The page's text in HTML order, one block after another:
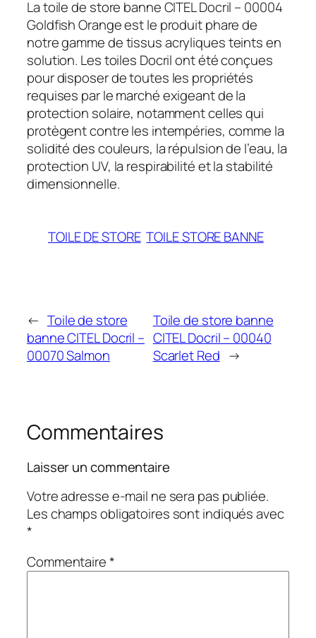
La toile de store banne CITEL Docril – 00004
Goldfish Orange est le produit phare de
notre gamme de tissus acryliques teints en
solution. Les toiles Docril ont été conçues
pour disposer de toutes les propriétés
requises par le marché exigeant de la
protection solaire, notamment celles qui
protègent contre les intempéries, comme la
solidité des couleurs, la répulsion de l’eau, la
protection UV, la respirabilité et la stabilité
dimensionnelle.
TOILE DE STORE TOILE STORE BANNE
← Toile de store
banne CITEL Docril –
00070 Salmon
Toile de store banne
CITEL Docril – 00040
Scarlet Red →
Commentaires
Laisser un commentaire
Votre adresse e-mail ne sera pas publiée.
Les champs obligatoires sont indiqués avec
*
Commentaire*